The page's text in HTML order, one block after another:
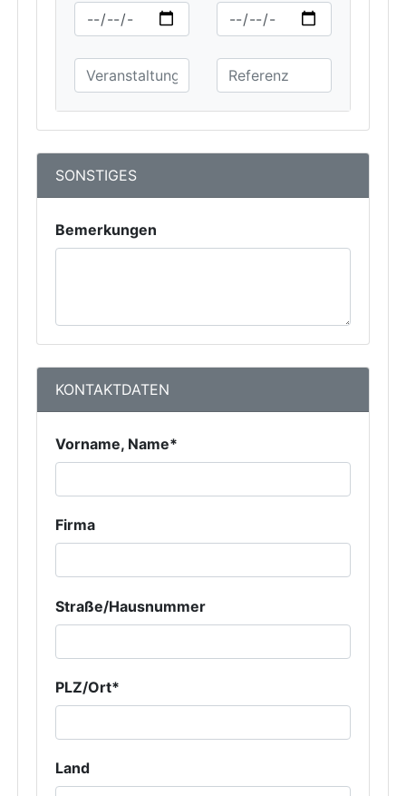
SONSTIGES
Bemerkungen
KONTAKTDATEN
Vorname, Name*
Firma
Straße/Hausnummer
PLZ/Ort*
Land